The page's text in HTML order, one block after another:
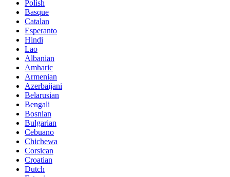
Polish
Basque
Catalan
Esperanto
Hindi
Lao
Albanian
Amharic
Armenian
Azerbaijani
Belarusian
Bengali
Bosnian
Bulgarian
Cebuano
Chichewa
Corsican
Croatian
Dutch